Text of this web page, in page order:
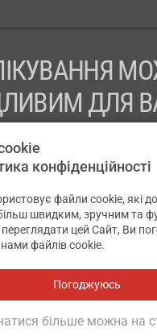
ДЛЯ
ПРЕПАРАТУ
911.ЮА» Код ЄДРПОУ
Відмова від відповідальності
інформаційна
конфіденційності
файли cookie, які
швидким, зручним та
цей Сайт, Ви
файлів cookie.
Погоджуюсь
більше можна на